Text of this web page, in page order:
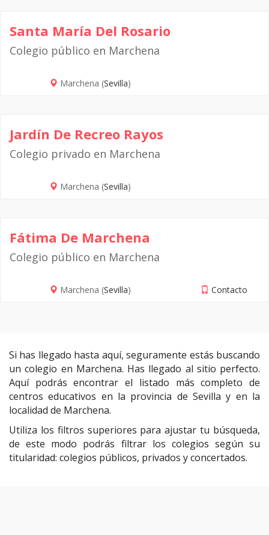
Santa María Del Rosario
Colegio público en Marchena
Marchena (Sevilla)
Jardín De Recreo Rayos
Colegio privado en Marchena
Marchena (Sevilla)
Fátima De Marchena
Colegio público en Marchena
Marchena (Sevilla) Contacto
Si has llegado hasta aquí, seguramente estás buscando
un colegio en Marchena. Has llegado al sitio perfecto.
Aquí podrás encontrar el listado más completo de
centros educativos en la provincia de Sevilla y en la
localidad de Marchena.
Utiliza los filtros superiores para ajustar tu búsqueda,
de este modo podrás filtrar los colegios según su
titularidad: colegios públicos, privados y concertados.